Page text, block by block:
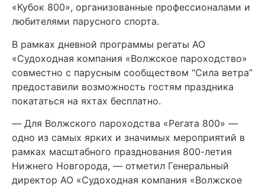
«Кубок 800», организованные профессионалами и
любителями парусного спорта.
В рамках дневной программы регаты АО
«Судоходная компания «Волжское пароходство»
совместно с парусным сообществом “Сила ветра”
предоставили возможность гостям праздника
покататься на яхтах бесплатно.
— Для Волжского пароходства «Регата 800» —
одно из самых ярких и значимых мероприятий в
рамках масштабного празднования 800-летия
Нижнего Новгорода, — отметил Генеральный
директор АО «Судоходная компания «Волжское